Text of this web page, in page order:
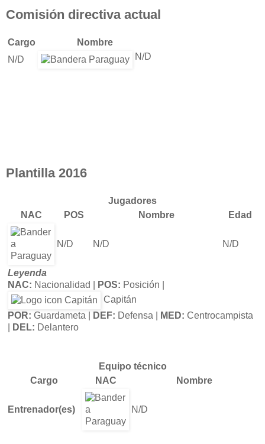
Comisión directiva actual
Cargo
Nombre
N/D
N/D
Plantilla 2016
Jugadores
NAC
POS Nombre Edad
N/D N/D N/D
Leyenda
NAC: Nacionalidad | POS: Posición |
Capitán
POR: Guardameta | DEF: Defensa | MED: Centrocampista
DEL: Delantero
Equipo técnico
Cargo
NAC Nombre
Entrenador(es) N/D